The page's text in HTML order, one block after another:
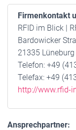
Firmenkontakt
RFID im Blick |
Bardowicker
21335 Lüneburg
Telefon: +49
Telefax: +49
http://www.rfid-
Ansprechpartner: